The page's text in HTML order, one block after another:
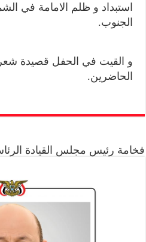
استبداد و ظلم الامامة في
الجنوب.
و القيت في الحفل قصيدة
الحاضرين.
فخامة رئيس مجلس القيادة